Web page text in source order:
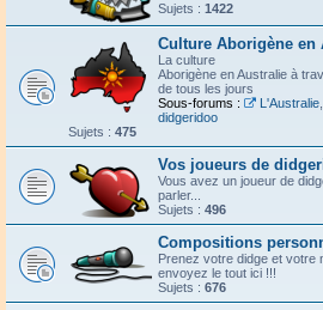
Sujets : 1422
Culture Aborigène en
La culture
Aborigène en Australie à
de tous les jours
Sous-forums :
L'Australie,
didgeridoo
Sujets : 475
Vos joueurs de
Vous avez un joueur de
parler...
Sujets : 496
Compositions
Prenez votre didge et votre
envoyez le tout ici !!!
Sujets : 676